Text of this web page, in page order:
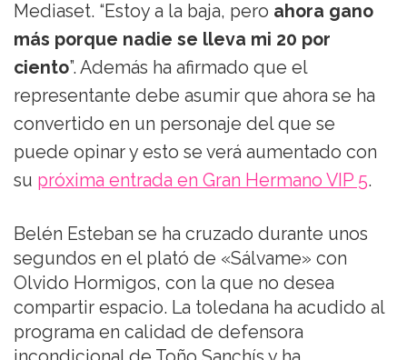
Mediaset. “Estoy a la baja, pero ahora gano
más porque nadie se lleva mi 20 por
ciento”. Además ha afirmado que el
representante debe asumir que ahora se ha
convertido en un personaje del que se
puede opinar y esto se verá aumentado con
su próxima entrada en Gran Hermano VIP 5.
Belén Esteban se ha cruzado durante unos
segundos en el plató de «Sálvame» con
Olvido Hormigos, con la que no desea
compartir espacio. La toledana ha acudido al
programa en calidad de defensora